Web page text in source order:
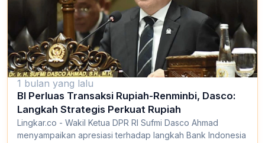
1 bulan yang lalu
BI Perluas Transaksi Rupiah-Renminbi, Dasco:
Langkah Strategis Perkuat Rupiah
Lingkar.co - Wakil Ketua DPR RI Sufmi Dasco Ahmad
menyampaikan apresiasi terhadap langkah Bank Indonesia